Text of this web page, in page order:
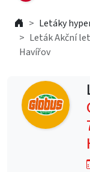
Letáky
Leták Akční
Havířov